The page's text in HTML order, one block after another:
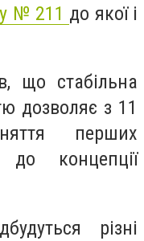
№ 211 до якої і
що стабільна
дозволяє з 11
перших
концепції
різні